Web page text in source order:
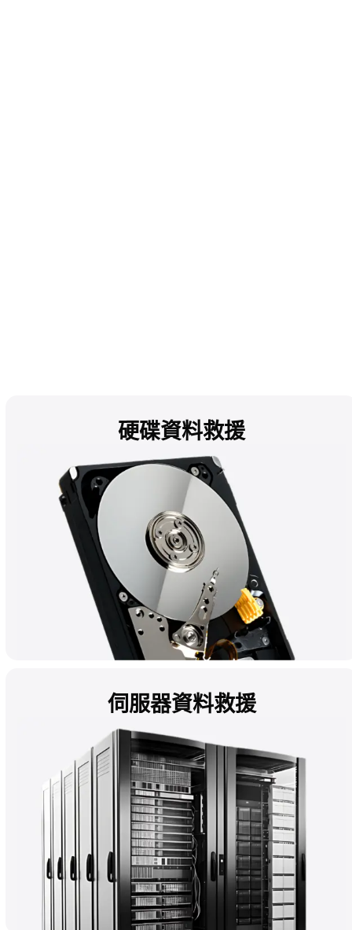
硬碟資料救援
不論是筆記型電腦、桌面電腦、外置裝置或氦氣硬碟中的 HDD 磁碟
機，都可能因硬體故障、物理損壞、惡意軟件等原因而導致資料遺
失。無論是 Mac、Windows 還是 RAID 系統，所有 HDD 資料恢復
皆於 DriveSavers 最先進的無塵室（Cleanroom）中完成。
伺服器資料救援